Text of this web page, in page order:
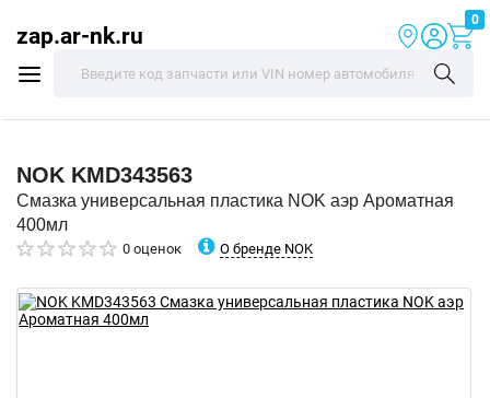
zap.ar-nk.ru
0
NOK KMD343563
Смазка универсальная пластика NOK аэр Ароматная
400мл
0 оценок О бренде NOK